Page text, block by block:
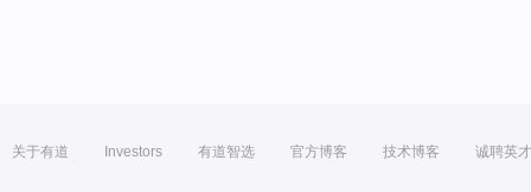
关于有道 Investors 有道智选 官方博客 技术博客 诚聘英才